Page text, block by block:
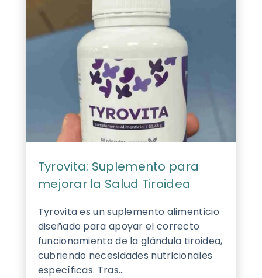
Tyrovita: Suplemento para
mejorar la Salud Tiroidea
Tyrovita es un suplemento alimenticio
diseñado para apoyar el correcto
funcionamiento de la glándula tiroidea,
cubriendo necesidades nutricionales
específicas. Tras...